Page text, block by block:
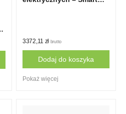
3372,11 zł brutto
Dodaj do koszyka
Pokaż więcej